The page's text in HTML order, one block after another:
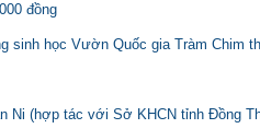
đồng
sinh học Vườn Quốc gia Tràm Chim
Ni (hợp tác với Sở KHCN tỉnh Đồng